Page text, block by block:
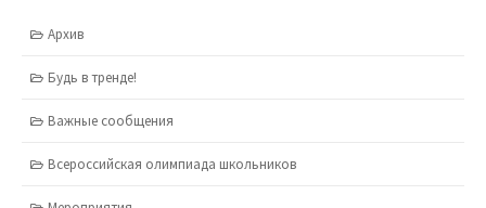
Архив
Будь в тренде!
Важные сообщения
Всероссийская олимпиада школьников